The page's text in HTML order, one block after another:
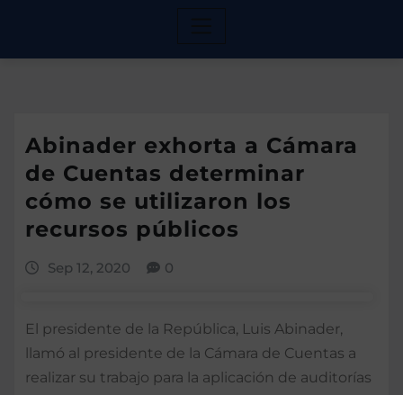
Abinader exhorta a Cámara
de Cuentas determinar
cómo se utilizaron los
recursos públicos
Sep 12, 2020 0
El presidente de la República, Luis Abinader,
llamó al presidente de la Cámara de Cuentas a
realizar su trabajo para la aplicación de auditorías